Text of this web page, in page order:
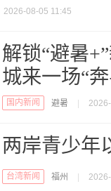
2026-08-05 11:45
解锁“避暑
城来一场“
国内新闻 避暑
两岸青少年
台湾新闻 福州